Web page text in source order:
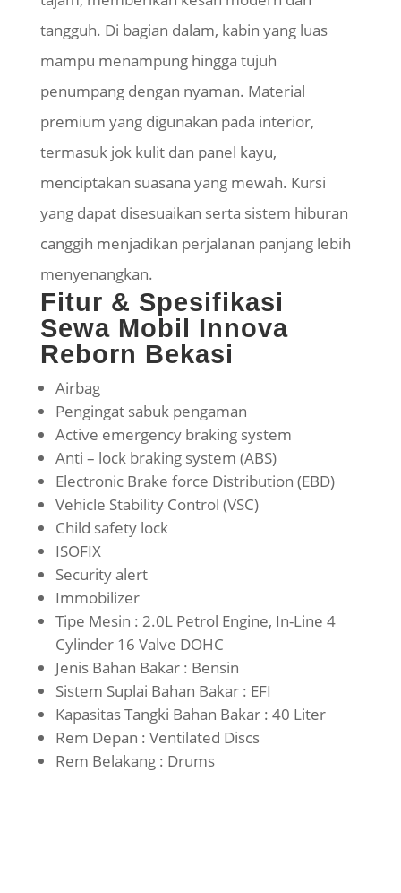
tangguh. Di bagian dalam, kabin yang luas
mampu menampung hingga tujuh
penumpang dengan nyaman. Material
premium yang digunakan pada interior,
termasuk jok kulit dan panel kayu,
menciptakan suasana yang mewah. Kursi
yang dapat disesuaikan serta sistem hiburan
canggih menjadikan perjalanan panjang lebih
menyenangkan.
Fitur & Spesifikasi
Sewa Mobil Innova
Reborn Bekasi
Airbag
Pengingat sabuk pengaman
Active emergency braking system
Anti – lock braking system (ABS)
Electronic Brake force Distribution (EBD)
Vehicle Stability Control (VSC)
Child safety lock
ISOFIX
Security alert
Immobilizer
Tipe Mesin : 2.0L Petrol Engine, In-Line 4
Cylinder 16 Valve DOHC
Jenis Bahan Bakar : Bensin
Sistem Suplai Bahan Bakar : EFI
Kapasitas Tangki Bahan Bakar : 40 Liter
Rem Depan : Ventilated Discs
Rem Belakang : Drums